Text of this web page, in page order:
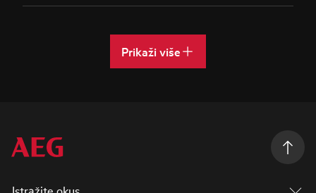
Prikaži više